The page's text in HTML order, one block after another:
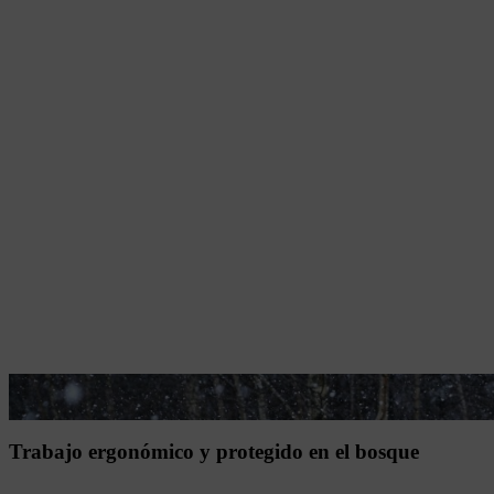
Para el cuidado de las arboledas jóvenes se necesitan equipos
Trabajo ergonómico y protegido en el bosque